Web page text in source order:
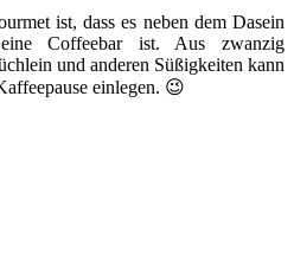
ist, dass es neben dem Dasein
Coffeebar ist. Aus zwanzig
und anderen Süßigkeiten kann
einlegen. 😉